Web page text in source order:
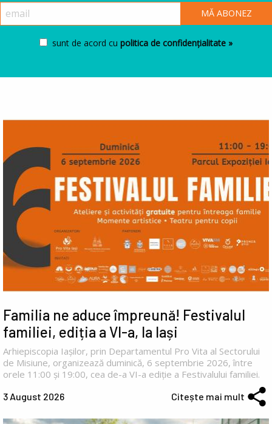
sunt de acord cu politica de confidențialitate »
Familia ne aduce împreună! Festivalul
familiei, ediția a VI-a, la Iași
Arhiepiscopia Iașilor, prin Departamentul Pro Vita al Sectorului
de Misiune, organizează duminică, 6 septembrie 2026, între
orele 11:00 și 19:00, cea de-a VI-a ediție a Festivalului familiei.
3 August 2026 Citește mai mult